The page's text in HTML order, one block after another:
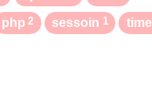
php 2 sessoin 1 time